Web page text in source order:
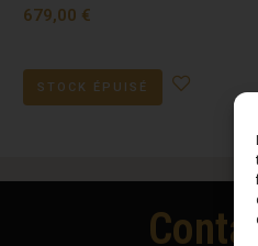
679,00 €
STOCK ÉPUISÉ